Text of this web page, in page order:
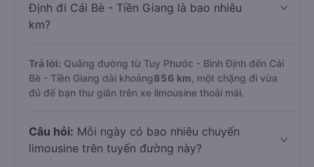
Định đi Cái Bè - Tiền Giang là bao nhiêu
km?
Trả lời: Quãng đường từ Tuy Phước - Bình Định đến Cái
Bè - Tiền Giang dài khoảng856 km , một chặng đi vừa
đủ để bạn thư giãn trên xe limousine thoải mái.
Câu hỏi: Mỗi ngày có bao nhiêu chuyến
limousine trên tuyến đường này?